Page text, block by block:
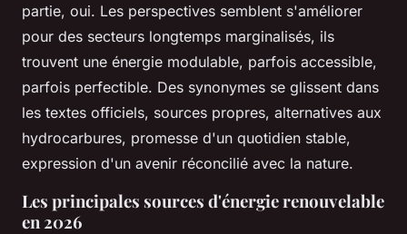
partie, oui. Les perspectives semblent s'améliorer
pour des secteurs longtemps marginalisés, ils
trouvent une énergie modulable, parfois accessible,
parfois perfectible. Des synonymes se glissent dans
les textes officiels, sources propres, alternatives aux
hydrocarbures, promesse d'un quotidien stable,
expression d'un avenir réconcilié avec la nature.
Les principales sources d'énergie renouvelable
en 2026